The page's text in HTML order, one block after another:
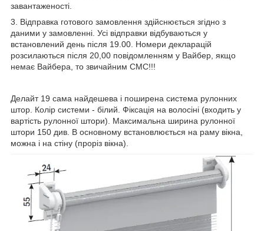
завантаженості.
3. Відправка готового замовлення здійснюється згідно з
даними у замовленні. Усі відправки відбуваються у
встановлений день після 19.00. Номери декларацій
розсилаються після 20,00 повідомленням у Вайбер, якщо
немає Вайбера, то звичайним СМС!!!
Делайт 19 сама найдешева і поширена система рулонних
штор. Колір системи - білий. Фіксація на волосіні (входить у
вартість рулонної штори). Максимальна ширина рулонної
штори 150 див. В основному встановлюється на раму вікна,
можна і на стіну (проріз вікна).